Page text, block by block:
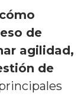
cómo
de
agilidad,
de